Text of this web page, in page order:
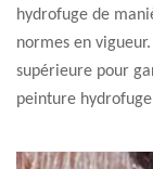
hydrofuge de
normes en
supérieure pour
peinture